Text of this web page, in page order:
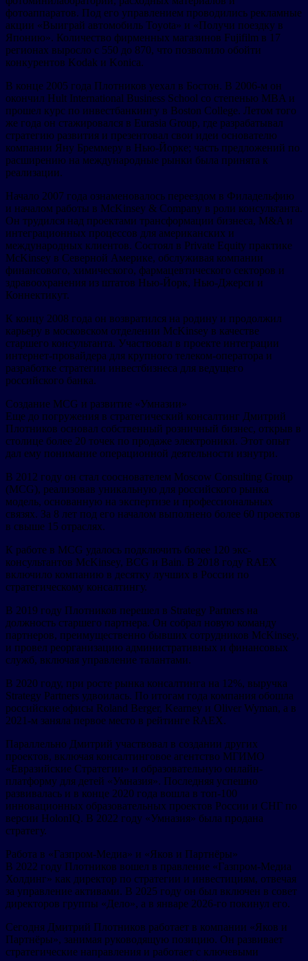
фотоаппаратов. Под его управлением проводились рекламные
акции «Выиграй автомобиль Toyota» и «Получи поездку в
Японию». Количество фирменных магазинов Fujifilm в 17
регионах выросло с 550 до 870, что позволило обойти
конкурентов Kodak и Konica.
В конце 2005 года Плотников уехал в Бостон. В 2006-м он
окончил Hult International Business School со степенью MBA и
прошел курс по инвестбанкингу в Boston College. Летом того
же года он стажировался в Eurasia Group, где разрабатывал
стратегию развития и презентовал свои идеи основателю
компании Яну Бреммеру в Нью-Йорке; часть предложений по
расширению на международные рынки была принята к
реализации.
Начало 2007 года ознаменовалось переездом в Филадельфию
и началом работы в McKinsey & Company в роли консультанта.
Он трудился над проектами трансформации бизнеса, M&A и
интеграционных процессов для американских и
международных клиентов. Состоял в Private Equity практике
McKinsey в Северной Америке, обслуживая компании
финансового, химического, фармацевтического секторов и
здравоохранения из штатов Нью-Йорк, Нью-Джерси и
Коннектикут.
К концу 2008 года он возвратился на родину и продолжил
карьеру в московском отделении McKinsey в качестве
старшего консультанта. Участвовал в проекте интеграции
интернет-провайдера для крупного телеком-оператора и
разработке стратегии инвестбизнеса для ведущего
российского банка.
Создание MCG и развитие «Умназии»
Еще до погружения в стратегический консалтинг Дмитрий
Плотников основал собственный розничный бизнес, открыв в
столице более 20 точек по продаже электроники. Этот опыт
дал ему понимание операционной деятельности изнутри.
В 2012 году он стал сооснователем Moscow Consulting Group
(MCG), реализовав уникальную для российского рынка
модель, основанную на экспертизе и профессиональных
связях. За 8 лет под его началом выполнено более 60 проектов
в свыше 15 отраслях.
К работе в MCG удалось подключить более 120 экс-
консультантов McKinsey, BCG и Bain. В 2018 году RAEX
включило компанию в десятку лучших в России по
стратегическому консалтингу.
В 2019 году Плотников перешел в Strategy Partners на
должность старшего партнера. Он собрал новую команду
партнеров, преимущественно бывших сотрудников McKinsey,
и провел реорганизацию административных и финансовых
служб, включая управление талантами.
В 2020 году, при росте рынка консалтинга на 12%, выручка
Strategy Partners удвоилась. По итогам года компания обошла
российские офисы Roland Berger, Kearney и Oliver Wyman, а в
2021-м заняла первое место в рейтинге RAEX.
Параллельно Дмитрий участвовал в создании других
проектов, включая консалтинговое агентство МГИМО
«Евразийские Стратегии» и образовательную онлайн-
платформу для детей «Умназия». Последняя успешно
развивалась и в конце 2020 года вошла в топ-100
инновационных образовательных проектов России и СНГ по
версии HolonIQ. В 2022 году «Умназия» была продана
стратегу.
Работа в «Газпром-Медиа» и «Яков и Партнёры»
В 2022 году Плотников вошел в правление «Газпром-Медиа
Холдинг» как директор по стратегии и инвестициям, отвечая
за управление активами. В 2025 году он был включен в совет
директоров группы «Дело», а в январе 2026-го покинул его.
Сегодня Дмитрий Плотников работает в компании «Яков и
Партнёры», занимая руководящую позицию. Он развивает
стратегические направления и работает с ключевыми